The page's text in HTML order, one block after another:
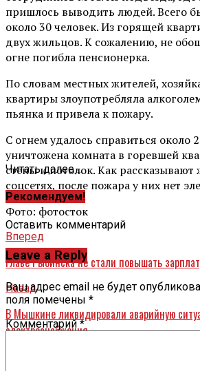
пришлось выводить людей. Всего
около 30 человек. Из горящей
двух жильцов. К сожалению, не
огне погибла пенсионерка.
По словам местных жителей,
квартиры злоупотребляла
пьянка и привела к пожару.
С огнем удалось справиться около
уничтожена комната в горевшей
стены и потолок. Как
соцсетях, после пожара у них нет
Фото: фотосток
Вперед
Главе Рыбинска не стали повышать
Назад
В Мышкине ликвидировали аварийную
электроснабжения
Читать далее ...
Рекомендуем!
Оставить комментарий
Leave a Reply
Ваш адрес email не будет
поля помечены *
Комментарий*